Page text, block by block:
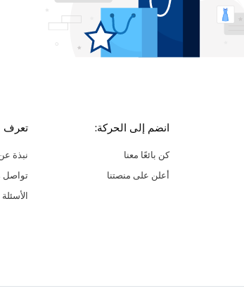
انضم إلى الحركة:
كن بائعًا معنا
أعلن على منصتنا
تعرف
نبذة
تواصل